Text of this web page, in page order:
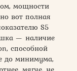
мощности
вот полная
S5
— наличие
способной
до минимума,